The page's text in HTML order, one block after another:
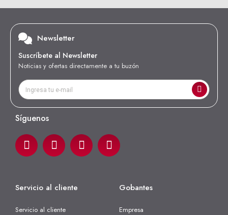
Newsletter
Suscríbete al Newsletter
Noticias y ofertas directamente a tu buzón
Síguenos
Servicio al cliente
Servicio al cliente
Gobantes
Empresa